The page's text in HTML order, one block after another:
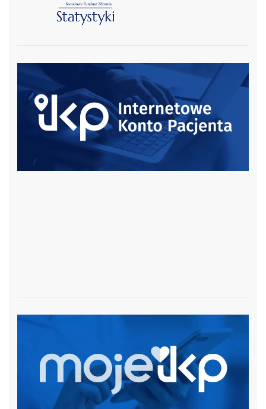
czytaj więcej
czytaj więcej